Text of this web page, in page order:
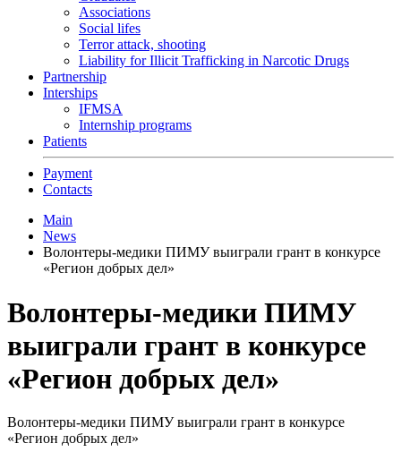
Associations
Social lifes
Terror attack, shooting
Liability for Illicit Trafficking in Narcotic Drugs
Partnership
Interships
IFMSA
Internship programs
Patients
Payment
Contacts
Main
News
Волонтеры-медики ПИМУ выиграли грант в конкурсе
«Регион добрых дел»
Волонтеры-медики ПИМУ
выиграли грант в конкурсе
«Регион добрых дел»
Волонтеры-медики ПИМУ выиграли грант в конкурсе
«Регион добрых дел»